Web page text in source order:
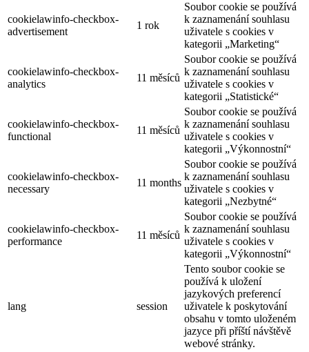
cookielawinfo-checkbox-
advertisement
1 rok
Soubor cookie se používá
k zaznamenání souhlasu
uživatele s cookies v
kategorii „Marketing“
cookielawinfo-checkbox-
analytics
11 měsíců
Soubor cookie se používá
k zaznamenání souhlasu
uživatele s cookies v
kategorii „Statistické“
cookielawinfo-checkbox-
functional
11 měsíců
Soubor cookie se používá
k zaznamenání souhlasu
uživatele s cookies v
kategorii „Výkonnostní“
cookielawinfo-checkbox-
necessary
11 months
Soubor cookie se používá
k zaznamenání souhlasu
uživatele s cookies v
kategorii „Nezbytné“
cookielawinfo-checkbox-
performance
11 měsíců
Soubor cookie se používá
k zaznamenání souhlasu
uživatele s cookies v
kategorii „Výkonnostní“
lang session
Tento soubor cookie se
používá k uložení
jazykových preferencí
uživatele k poskytování
obsahu v tomto uloženém
jazyce při příští návštěvě
webové stránky.